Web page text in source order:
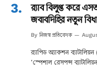
র‌্যাব বিলুপ্ত করে
জবাবদিহির নতুন
By নিজস্ব প্রতিবেদক
র‌্যাপিড অ্যাকশন
‘স্পেশাল রেসপন্স